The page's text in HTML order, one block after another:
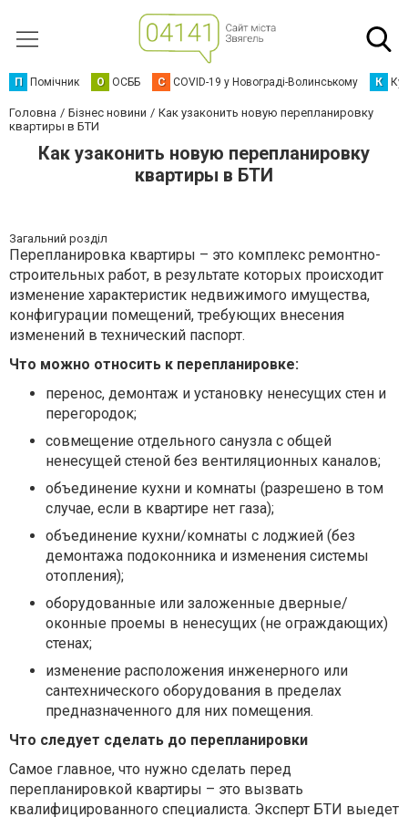
П Помічник О ОСББ C COVID-19 у Новограді-Волинському К
Головна Бізнес новини
Как узаконить новую перепланировку
квартиры в БТИ
Как узаконить новую перепланировку
квартиры в БТИ
Загальний розділ
Перепланировка квартиры – это комплекс ремонтно-
строительных работ, в результате которых происходит
изменение характеристик недвижимого имущества,
конфигурации помещений, требующих внесения
изменений в технический паспорт.
Что можно относить к перепланировке:
перенос, демонтаж и установку ненесущих стен и
перегородок;
совмещение отдельного санузла с общей
ненесущей стеной без вентиляционных каналов;
объединение кухни и комнаты (разрешено в том
случае, если в квартире нет газа);
объединение кухни/комнаты с лоджией (без
демонтажа подоконника и изменения системы
отопления);
оборудованные или заложенные дверные/
оконные проемы в ненесущих (не ограждающих)
стенах;
изменение расположения инженерного или
сантехнического оборудования в пределах
предназначенного для них помещения.
Что следует сделать до перепланировки
Самое главное, что нужно сделать перед
перепланировкой квартиры – это вызвать
квалифицированного специалиста. Эксперт БТИ выедет